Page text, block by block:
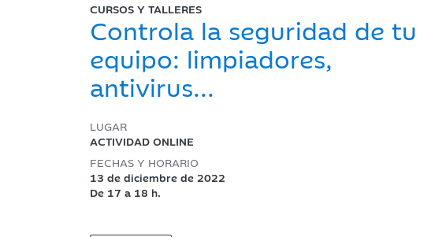
CURSOS Y TALLERES
Controla la seguridad de tu
equipo: limpiadores,
antivirus...
LUGAR
ACTIVIDAD ONLINE
FECHAS Y HORARIO
13 de diciembre de 2022
De 17 a 18 h.